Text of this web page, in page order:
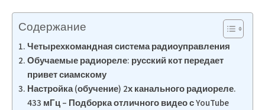
Содержание
Четырехкомандная система радиоуправления
Обучаемые радиореле: русский кот передает
привет сиамскому
Настройка (обучение) 2х канального радиореле.
433 мГц – Подборка отличного видео с YouTube